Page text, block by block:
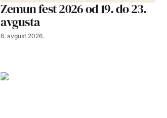
Zemun fest 2026 od 19. do 23.
avgusta
6. avgust 2026.